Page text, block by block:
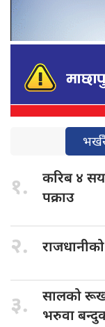
१. करिब ४ सय
पक्राउ
२.
३. सालको
भरुवा